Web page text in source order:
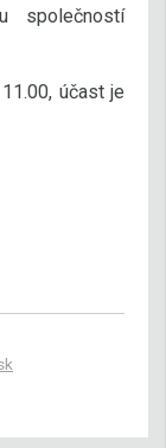
společností
účast je